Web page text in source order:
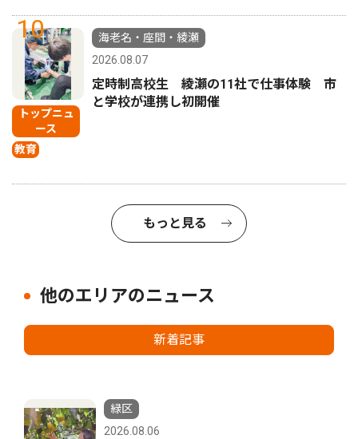
10
トップニュ
ース
教育
海老名・座間・綾瀬
2026.08.07
定時制高校生 綾瀬の11社で仕事体験 市
と学校が連携し初開催
もっと見る
他のエリアのニュース
新着記事
緑区
2026.08.06